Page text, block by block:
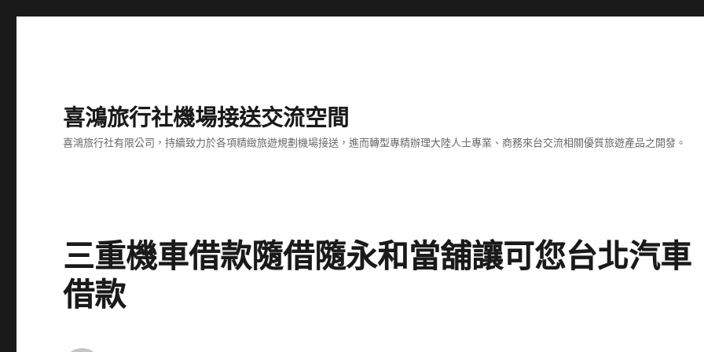
喜鴻旅行社機場接送交流空間
喜鴻旅行社有限公司，持續致力於各項精緻旅遊規劃機場接送，進而轉型專精辦理大陸人士專業、商務來台交流相關優質旅遊產品之開發。
三重機車借款隨借隨永和當舖讓可您台北汽車
借款